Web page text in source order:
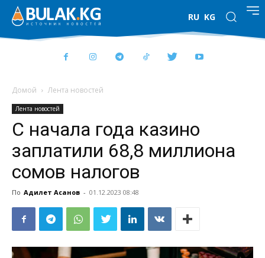
RU KG
Домой Лента новостей
Лента новостей
С начала года казино
заплатили 68,8 миллиона
сомов налогов
По Адилет Асанов - 01.12.2023 08:48